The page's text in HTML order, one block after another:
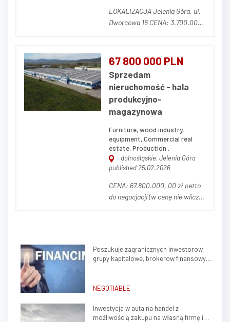
LOKALIZACJA Jelenia Góra, ul.
Dworcowa 16 CENA: 3.700.000,
NIERUCHOMOŚCI Działka o
powierzchni 14.681 m² (w tym
3.320 m² dzierżawione od
prywatnego właściciela z
możliwością prze...
67 800 000 PLN
Sprzedam
nieruchomość - hala
produkcyjno-
magazynowa
Furniture, wood industry,
equipment, Commercial real
estate, Production ,
dolnośląskie, Jelenia Góra
published 25.02.2026
CENA: 67.800.000, 00 zł netto
do negocjacji (w cenę nie wlicza
zorganizowany kompleks
przemysłowo-produkcyjny,
Poszukuje zagranicznych inwestorow,
grupy kapitalowe, brokerow finansowych
NEGOTIABLE
Inwestycja w auta na handel z
możliwością zakupu na własną firmę i